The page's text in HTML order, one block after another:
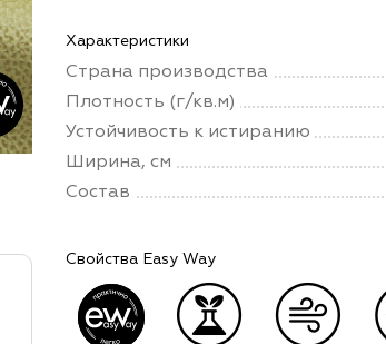
Характеристики
Страна производства
Плотность (г/кв.м)
Устойчивость к истиранию
Ширина, см
Состав
Свойства Easy Way